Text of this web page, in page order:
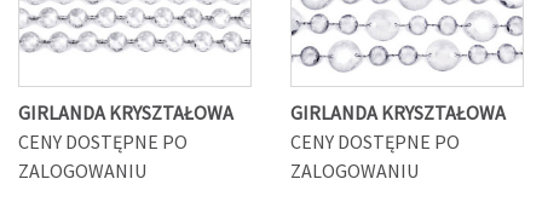
GIRLANDA KRYSZTAŁOWA
CENY DOSTĘPNE PO
ZALOGOWANIU
GIRLANDA KRYSZTAŁOWA
CENY DOSTĘPNE PO
ZALOGOWANIU